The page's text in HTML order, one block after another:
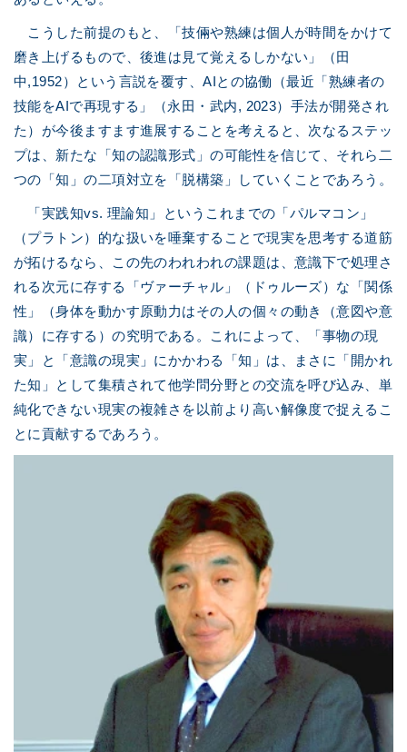
こうした前提のもと、「技倆や熟練は個人が時間をかけて
磨き上げるもので、後進は見て覚えるしかない」（田
中,1952）という言説を覆す、AIとの協働（最近「熟練者の
技能をAIで再現する」（永田・武内, 2023）手法が開発され
た）が今後ますます進展することを考えると、次なるステッ
プは、新たな「知の認識形式」の可能性を信じて、それら二
つの「知」の二項対立を「脱構築」していくことであろう。
「実践知vs. 理論知」というこれまでの「パルマコン」
（プラトン）的な扱いを唾棄することで現実を思考する道筋
が拓けるなら、この先のわれわれの課題は、意識下で処理さ
れる次元に存する「ヴァーチャル」（ドゥルーズ）な「関係
性」（身体を動かす原動力はその人の個々の動き（意図や意
識）に存する）の究明である。これによって、「事物の現
実」と「意識の現実」にかかわる「知」は、まさに「開かれ
た知」として集積されて他学問分野との交流を呼び込み、単
純化できない現実の複雑さを以前より高い解像度で捉えるこ
とに貢献するであろう。